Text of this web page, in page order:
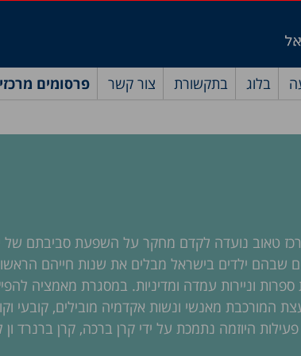
בלוג בתקשורת צור קשר פרסומים
טאוב נועדה לקדם מחקר על השפעת סביבתם של
שבהם ילדים בישראל מבלים את שנות חייהם
וניירות עמדה ומדיניות. במסגרת מאמציה
המורכבת מאנשי ונשות אקדמיה מובילים, קובעי
היוזמה נתמכת על ידי קרן ברכה, קרן ברנרד